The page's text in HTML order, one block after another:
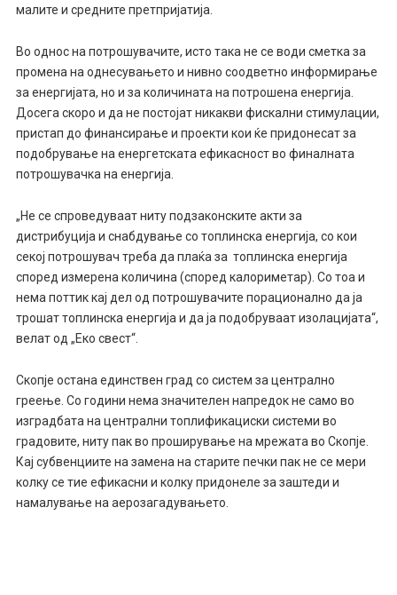
малите и средните претпријатија.
Во однос на потрошувачите, исто така не се води сметка за
промена на однесувањето и нивно соодветно информирање
за енергијата, но и за количината на потрошена енергија.
Досега скоро и да не постојат никакви фискални стимулации,
пристап до финансирање и проекти кои ќе придонесат за
подобрување на енергетската ефикасност во финалната
потрошувачка на енергија.
„Не се спроведуваат ниту подзаконските акти за
дистрибуција и снабдување со топлинска енергија, со кои
секој потрошувач треба да плаќа за топлинска енергија
според измерена количина (според калориметар). Со тоа и
нема поттик кај дел од потрошувачите порационално да ја
трошат топлинска енергија и да ја подобруваат изолацијата“,
велат од „Еко свест“.
Скопје остана единствен град со систем за централно
греење. Со години нема значителен напредок не само во
изградбата на централни топлификациски системи во
градовите, ниту пак во проширување на мрежата во Скопје.
Кај субвенциите на замена на старите печки пак не се мери
колку се тие ефикасни и колку придонеле за заштеди и
намалување на аерозагадувањето.